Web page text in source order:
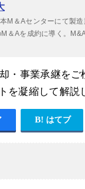
M＆Aセンターにて製
＆Aを成約に導く。
・事業承継を
を凝縮して解説
はてブ